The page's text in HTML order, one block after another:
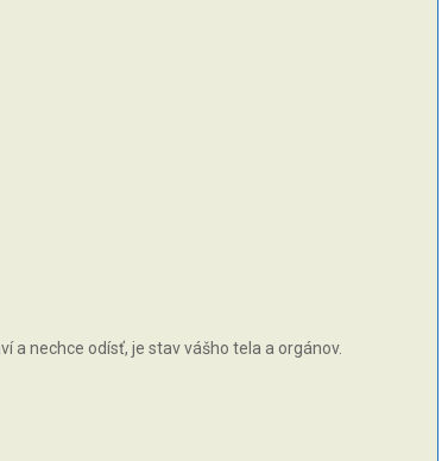
a nechce odísť, je stav vášho tela a orgánov.